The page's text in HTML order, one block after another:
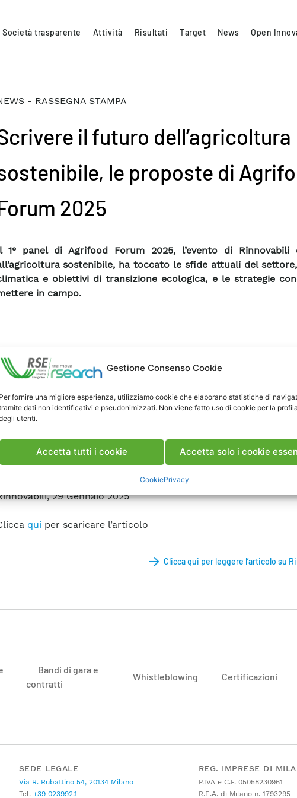
Gestione Consenso Cookie
Per fornire una migliore esperienza, utilizziamo cookie che elaborano statistiche di
dati non identificativi e pseudonimizzati. Non viene fatto uso di cookie per la
utenti.
Accetta tutti i cookie Accetta solo i cookie
CookiePrivacy
Società trasparente Attività Risultati Target News Open
- RASSEGNA STAMPA
il futuro dell’agricoltura
le proposte di
2025
1° panel di Agrifood Forum 2025, l’evento di Rinnovabili
sostenibile, ha toccato le sfide attuali del
e obiettivi di transizione ecologica, e le strategie
in campo.
29 Gennaio 2025
qui per scaricare l’articolo
Clicca qui per leggere l’articolo su
Bandi di gara e
contratti
Whistleblowing Certificazioni
SEDE LEGALE
Via R. Rubattino 54, 20134 Milano
Tel.+39 023992.1
REG. IMPRESE DI
P.IVA e C.F. 05058230961
R.E.A. di Milano n. 1793295